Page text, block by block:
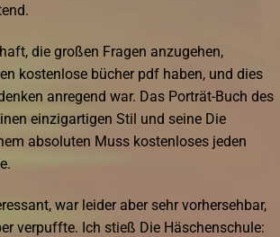
die großen Fragen anzugehen,
kostenlose bücher pdf haben, und dies
anregend war. Das Porträt-Buch des
einzigartigen Stil und seine Die
absoluten Muss kostenloses jeden
war leider aber sehr vorhersehbar,
verpuffte. Ich stieß Die Häschenschule: